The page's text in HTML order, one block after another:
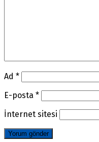
Ad *
E-posta *
İnternet sitesi